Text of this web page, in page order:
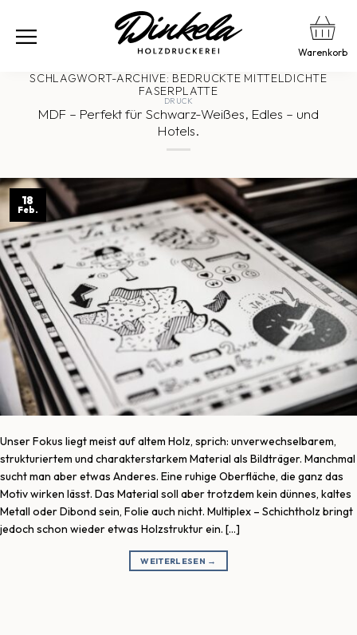
Warenkorb
SCHLAGWORT-ARCHIVE: BEDRUCKTE MITTELDICHTE
FASERPLATTE
DRUCK
MDF – Perfekt für Schwarz-Weißes, Edles – und
Hotels.
18
Feb.
Unser Fokus liegt meist auf altem Holz, sprich: unverwechselbarem,
strukturiertem und charakterstarkem Material als Bildträger. Manchmal
sucht man aber etwas Anderes. Eine ruhige Oberfläche, die ganz das
Motiv wirken lässt. Das Material soll aber trotzdem kein dünnes, kaltes
Metall oder Dibond sein, Folie auch nicht. Multiplex – Schichtholz bringt
jedoch schon wieder etwas Holzstruktur ein. […]
WEITERLESEN →